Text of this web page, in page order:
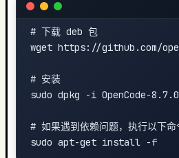
# 下载 deb 包
wget https://github.com/
# 安装
sudo dpkg -i OpenCode-
# 如果遇到依赖问题，执行以下命